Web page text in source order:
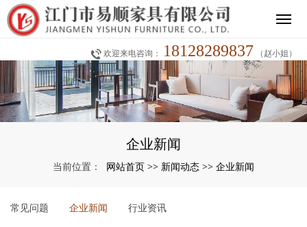
欢迎来电咨询： 18128289837 （赵小姐）
企业新闻
当前位置： 网站首页 >> 新闻动态 >> 企业新闻
常见问题 企业新闻 行业资讯